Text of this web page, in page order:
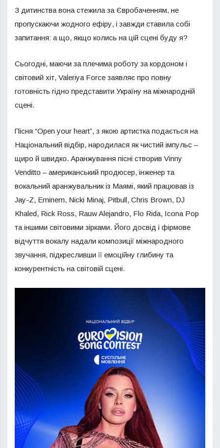
З дитинства вона стежила за Євробаченням, не
пропускаючи жодного ефіру, і завжди ставила собі
запитання: а що, якщо колись на цій сцені буду я?
Сьогодні, маючи за плечима роботу за кордоном і
світовий хіт, Valeriya Force заявляє про повну
готовність гідно представити Україну на міжнародній
сцені.
Пісня “Open your heart”, з якою артистка подається на
Національний відбір, народилася як чистий імпульс –
щиро й швидко. Аранжування пісні створив Vinny
Venditto – американський продюсер, інженер та
вокальний аранжувальник із Маямі, який працював із
Jay-Z, Eminem, Nicki Minaj, Pitbull, Chris Brown, DJ
Khaled, Rick Ross, Rauw Alejandro, Flo Rida, Icona Pop
та іншими світовими зірками. Його досвід і фірмове
відчуття вокалу надали композиції міжнародного
звучання, підкресливши її емоційну глибину та
конкурентність на світовій сцені.